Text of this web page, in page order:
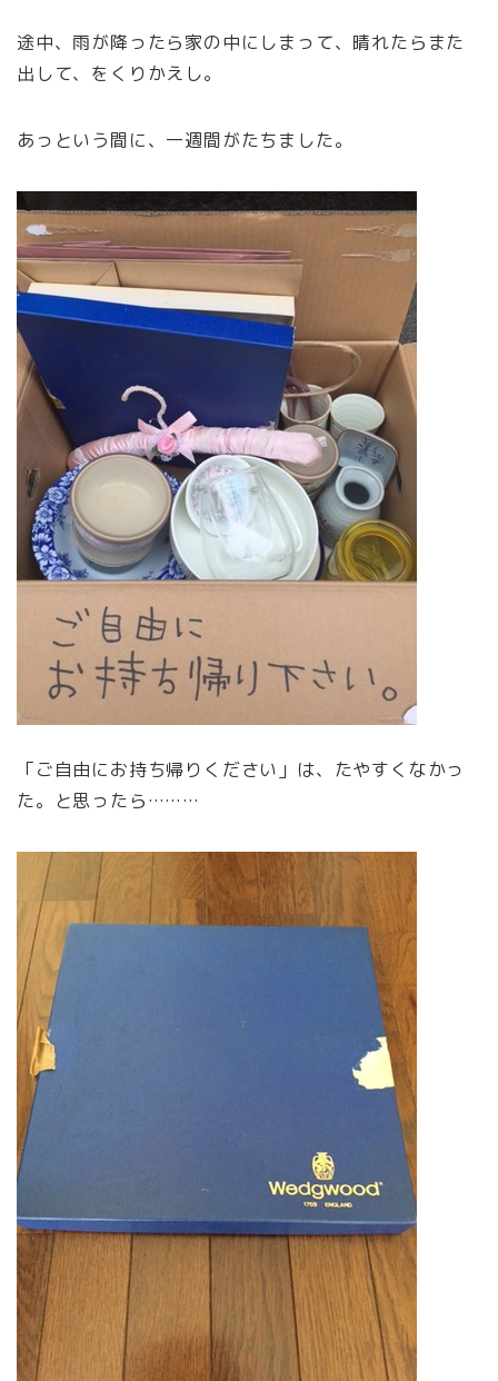
途中、雨が降ったら家の中にしまって、晴れたらまた
出して、をくりかえし。
あっという間に、一週間がたちました。
「ご自由にお持ち帰りください」は、たやすくなかっ
た。と思ったら………